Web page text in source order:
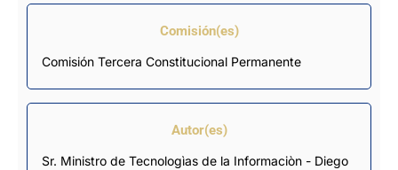
Comisión(es)
Comisión Tercera Constitucional Permanente
Autor(es)
Sr. Ministro de Tecnologìas de la Informaciòn - Diego